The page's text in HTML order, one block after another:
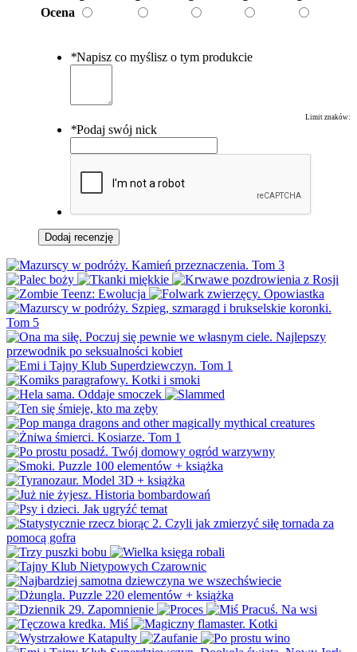
Ocena
*Napisz co myślisz o tym produkcie
Limit znaków:
*Podaj swój nick
Dodaj recenzję